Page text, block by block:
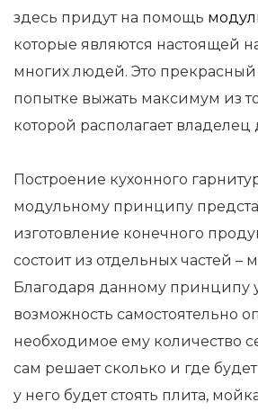
здесь придут на помощь
которые являются настоящей
многих людей. Это
попытке выжать максимум из
которой располагает владелец
Построение кухонного
модульному принципу
изготовление конечного
состоит из отдельных частей –
Благодаря данному принципу
возможность самостоятельно
необходимое ему количество
сам решает сколько и где
у него будет стоять плита,